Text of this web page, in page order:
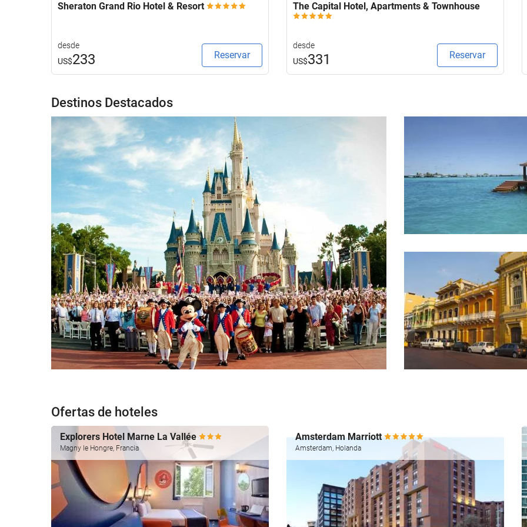
Sheraton Grand Rio Hotel & Resort
desde
US$233 Reservar
The Capital Hotel, Apartments & Townhouse
desde
US$331 Reservar
Destinos Destacados
Ofertas de hoteles
Explorers Hotel Marne La Vallée
Magny le Hongre, Francia
Amsterdam Marriott
Amsterdam, Holanda